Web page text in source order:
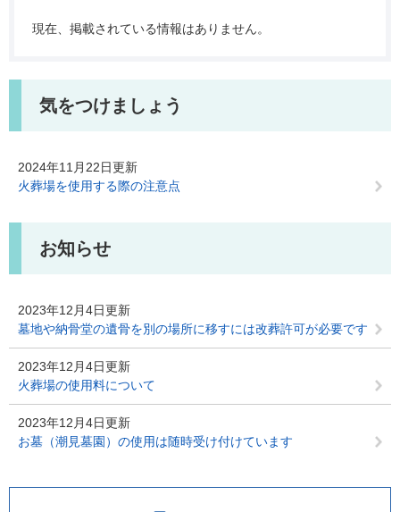
現在、掲載されている情報はありません。
気をつけましょう
2024年11月22日更新
火葬場を使用する際の注意点
お知らせ
2023年12月4日更新
墓地や納骨堂の遺骨を別の場所に移すには改葬許可が必要です
2023年12月4日更新
火葬場の使用料について
2023年12月4日更新
お墓（潮見墓園）の使用は随時受け付けています